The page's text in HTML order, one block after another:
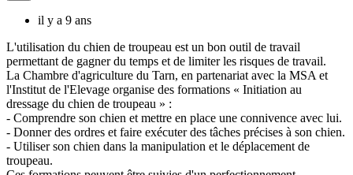
il y a 9 ans
L'utilisation du chien de troupeau est un bon outil de travail
permettant de gagner du temps et de limiter les risques de travail.
La Chambre d'agriculture du Tarn, en partenariat avec la MSA et
l'Institut de l'Elevage organise des formations « Initiation au
dressage du chien de troupeau » :
- Comprendre son chien et mettre en place une connivence avec lui.
- Donner des ordres et faire exécuter des tâches précises à son chien.
- Utiliser son chien dans la manipulation et le déplacement de
troupeau.